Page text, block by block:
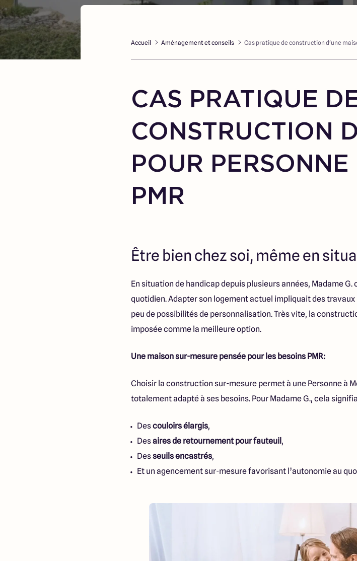
Accueil Aménagement et conseils Cas pratique de construction d'une
CAS PRATIQUE
CONSTRUCTION
POUR
PMR
Être bien chez soi, même en
En situation de handicap depuis plusieurs années, Madame
quotidien. Adapter son logement actuel impliquait des
peu de possibilités de personnalisation. Très vite, la
imposée comme la meilleure option.
Une maison sur-mesure pensée pour les besoins PMR:
Choisir la construction sur-mesure permet à une Personne à
totalement adapté à ses besoins. Pour Madame G., cela
Descouloirs élargis,
Desaires de retournement pour fauteuil ,
Desseuils encastrés,
Et un agencement sur-mesure favorisant l’autonomie au